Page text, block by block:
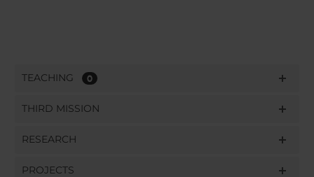
TEACHING 0
THIRD MISSION
RESEARCH
PROJECTS